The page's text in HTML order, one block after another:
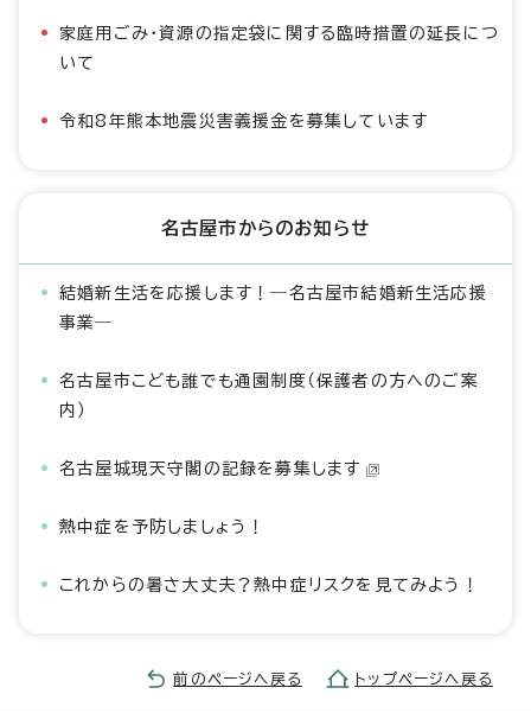
家庭用ごみ・資源の指定袋に関する臨時措置の延長につ
いて
令和8年熊本地震災害義援金を募集しています
名古屋市からのお知らせ
結婚新生活を応援します！―名古屋市結婚新生活応援
事業―
名古屋市こども誰でも通園制度（保護者の方へのご案
内）
名古屋城現天守閣の記録を募集します
熱中症を予防しましょう！
これからの暑さ大丈夫？熱中症リスクを見てみよう！
前のページへ戻る トップページへ戻る